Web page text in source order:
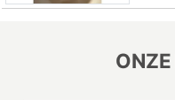
ONZE